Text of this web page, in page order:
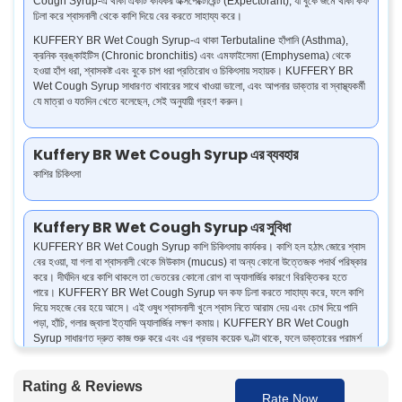
ঢিলা করে শ্বাসনালী থেকে কাশি দিয়ে বের করতে সাহায্য করে।
KUFFERY BR Wet Cough Syrup-এ থাকা Terbutaline হাঁপানি (Asthma),
ক্রনিক ব্রঙ্কাইটিস (Chronic bronchitis) এবং এমফাইসেমা (Emphysema) থেকে
হওয়া হাঁপ ধরা, শ্বাসকষ্ট এবং বুকে চাপ ধরা প্রতিরোধ ও চিকিৎসায় সহায়ক। KUFFERY BR
Wet Cough Syrup সাধারণত খাবারের সাথে খাওয়া ভালো, এবং আপনার ডাক্তার বা স্বাস্থ্যকর্মী
যে মাত্রা ও যতদিন খেতে বলেছেন, সেই অনুযায়ী গ্রহণ করুন।
Kuffery BR Wet Cough Syrup এর ব্যবহার
কাশির চিকিৎসা
Kuffery BR Wet Cough Syrup এর সুবিধা
KUFFERY BR Wet Cough Syrup কাশি চিকিৎসায় কার্যকর। কাশি হল হঠাৎ জোরে শ্বাস
বের হওয়া, যা গলা বা শ্বাসনালী থেকে মিউকাস (mucus) বা অন্য কোনো উত্তেজক পদার্থ পরিষ্কার
করে। দীর্ঘদিন ধরে কাশি থাকলে তা ভেতরের কোনো রোগ বা অ্যালার্জির কারণে বিরক্তিকর হতে
পারে। KUFFERY BR Wet Cough Syrup ঘন কফ ঢিলা করতে সাহায্য করে, ফলে কাশি
দিয়ে সহজে বের হয়ে আসে। এই ওষুধ শ্বাসনালী খুলে শ্বাস নিতে আরাম দেয় এবং চোখ দিয়ে পানি
পড়া, হাঁচি, গলার জ্বালা ইত্যাদি অ্যালার্জির লক্ষণ কমায়। KUFFERY BR Wet Cough
Syrup সাধারণত দ্রুত কাজ শুরু করে এবং এর প্রভাব কয়েক ঘণ্টা থাকে, ফলে ডাক্তারের পরামর্শ
Rating & Reviews
Rate Now